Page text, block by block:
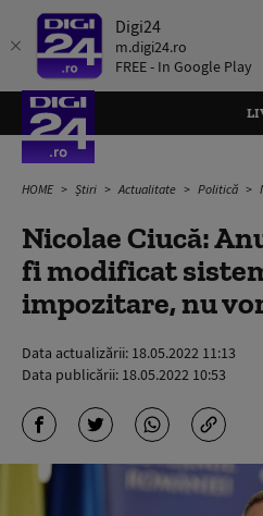
Digi24
m.digi24.ro
FREE - In Google Play
HOME Știri Actualitate Politică
Nicolae Ciucă:
fi modificat
impozitare, nu
Data actualizării: 18.05.2022 11:13
Data publicării: 18.05.2022 10:53